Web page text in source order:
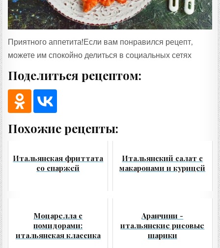
Приятного аппетита!Если вам понравился рецепт,
можете им спокойно делиться в социальных сетях
Поделиться рецептом:
Похожие рецепты:
Итальянская фриттата
со спаржей
Итальянский салат с
макаронами и курицей
Моцарелла с
помидорами:
итальянская классика
Аранчини -
итальянские рисовые
шарики